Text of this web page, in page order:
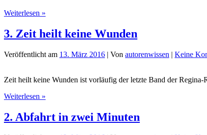
Weiterlesen »
am
ersten
3. Zeit heilt keine Wunden
Veröffentlicht am 13. März 2016 | Von autorenwissen | Keine
Zeit heilt keine Wunden ist vorläufig der letzte Band der
Weiterlesen »
heilt
keine
2. Abfahrt in zwei Minuten